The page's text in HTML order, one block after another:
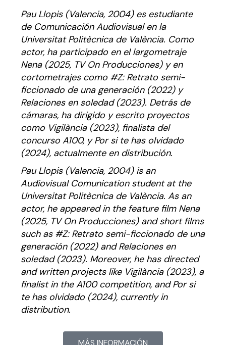
Pau Llopis (Valencia, 2004) es estudiante
de Comunicación Audiovisual en la
Universitat Politècnica de València. Como
actor, ha participado en el largometraje
Nena(2025, TV On Producciones) y en
cortometrajes como #Z: Retrato semi-
ficcionado de una generación(2022) y
Relaciones en soledad(2023). Detrás de
cámaras, ha dirigido y escrito proyectos
como Vigilància(2023), finalista del
concurso A100, yPor si te has olvidado
(2024), actualmente en distribución.
Pau Llopis (Valencia, 2004) is an
Audiovisual Comunication student at the
Universitat Politècnica de València. As an
actor, he appeared in the feature film Nena
(2025, TV On Producciones) and short films
such as #Z: Retrato semi-ficcionado de una
generación(2022) andRelaciones en
soledad(2023). Moreover, he has directed
and written projects like Vigilància(2023), a
finalist in the A100 competition, andPor si
te has olvidado (2024), currently in
distribution.
MÁS INFORMACIÓN